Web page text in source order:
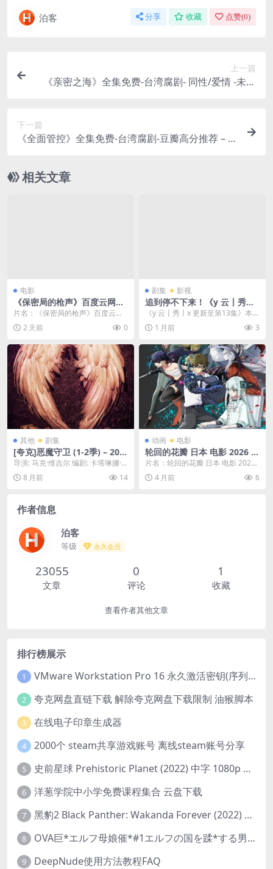
泊客 分享 收藏 点赞(0)
上一篇
《亲密之海》全集免费-台湾腐剧- 同性/爱情 -未删
下一篇
《全面管控》全集免费-台湾腐剧-豆瓣高分推荐 – 同
相关文章
电影
《保密局的枪声》百度云网盘
夸克下载.阿里云盘.中字.(197
9)
片名：《保密局的枪声》百度云网
盘夸克下载.阿里云盘.中字.(1979)
分类：电...
2 天前 0
剧集 影视
追到停不下来！《y 云丨秀丨x
更新至第13集》 未删减 限时
转存 – 电视剧 夸克网盘 高清
转存
《y 云丨秀丨x 更新至第13集》本次
更新已整理为最新剧集内容，适合
继续追更或补...
1 月前 3
其他 剧集
[夸克]恶魔守卫 (1-2季) – 202
2 – 1080P暗黑超级英雄 – 动
导演: 马克·维吉尔 编剧: 卡塔琳娜·
阿圭勒·玛斯特蕾塔 资源下载：恶魔
守卫 ...
8 月前 14
动画 电影
轮回的花瓣 日本 电影 2026 动
画 中字 高清 下载
片名：轮回的花瓣 日本 电影 2026
动画 中字 高清 下载 分类：电影 又
名...4 月前 6
作者信息
泊客
等级 永久会员
23055
文章
0
评论
1
收藏
查看作者其他文章
排行榜展示
1 VMware Workstation Pro 16 永久激活密钥(序列号)
2 夸克网盘直链下载 解除夸克网盘下载限制 油猴脚本
3 在线电子印章生成器
4 2000个 steam共享游戏账号 离线steam账号分享
5 史前星球 Prehistoric Planet (2022) 中字 1080p 高清 阿里云盘 2022.5.27已更新全集
6 洋葱学院中小学免费课程集合 云盘下载
7 黑豹2 Black Panther: Wakanda Forever (2022) 高清版
8 OVA巨*エルフ母娘催*#1エルフの国を蹂*する男。汚された女王と姫
9 DeepNude使用方法教程FAQ